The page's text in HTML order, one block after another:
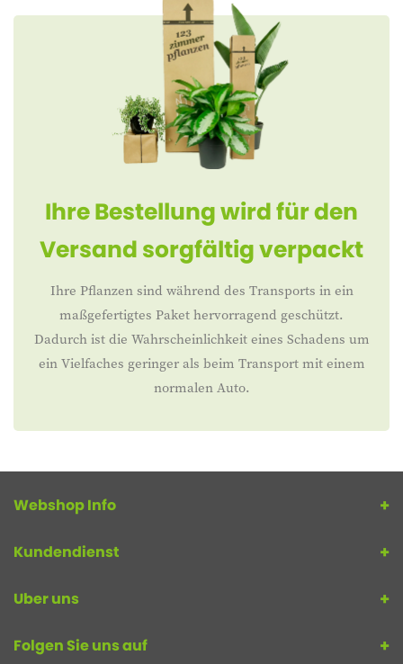
Ihre Bestellung wird für den
Versand sorgfältig verpackt
Ihre Pflanzen sind während des Transports in ein
maßgefertigtes Paket hervorragend geschützt.
Dadurch ist die Wahrscheinlichkeit eines Schadens um
ein Vielfaches geringer als beim Transport mit einem
normalen Auto.
Webshop Info
Kundendienst
Uber uns
Folgen Sie uns auf